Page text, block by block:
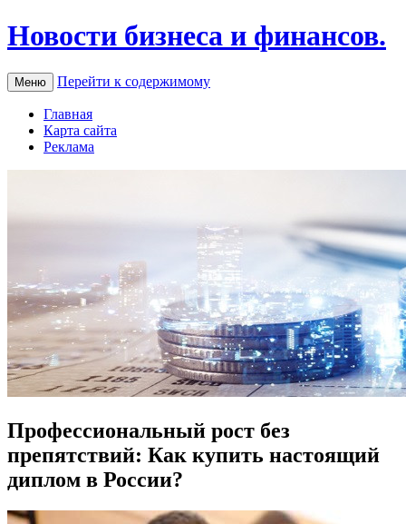
Новости бизнеса и финансов.
Меню Перейти к содержимому
Главная
Карта сайта
Реклама
Профессиональный рост без
препятствий: Как купить настоящий
диплом в России?